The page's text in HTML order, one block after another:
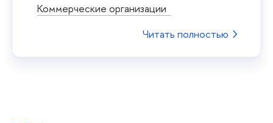
Коммерческие организации
Читать полностью